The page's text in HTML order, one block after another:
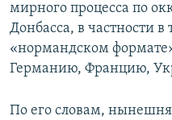
мирного процесса по
Донбасса, в частности
«нормандском
Германию, Францию,
По его словам,